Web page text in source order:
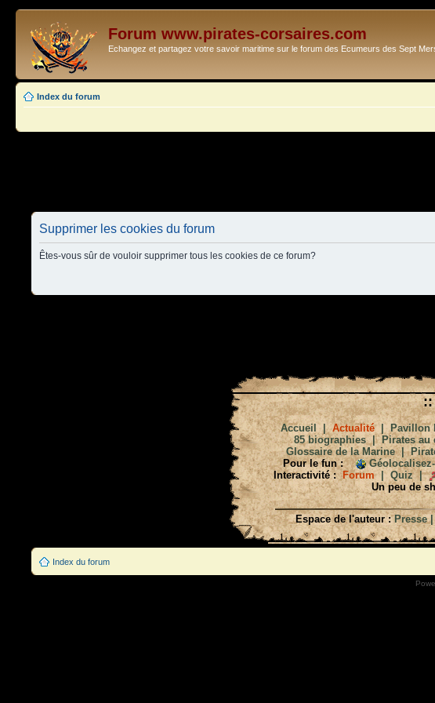
Forum www.pirates-corsaires.com
Echangez et partagez votre savoir maritime sur le forum des Ecumeurs des Sept
Index du forum
Supprimer les cookies du forum
Êtes-vous sûr de vouloir supprimer tous les cookies de ce forum?
::
Accueil |Actualité|Pavillon
85 biographies| Pirates au
Glossaire de la Marine|
Pour le fun :
Interactivité : Forum| Quiz|
Un peu de
Espace de l'auteur : Presse|
Index du forum